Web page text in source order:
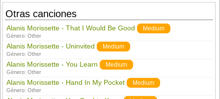
Otras canciones
Alanis Morissette - That I Would Be Good Medium
Género:Other
Alanis Morissette - Uninvited Medium
Género:Other
Alanis Morissette - You Learn Medium
Género:Other
Alanis Morissette - Hand In My Pocket Medium
Género:Other